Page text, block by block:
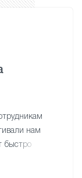
нам
быстро